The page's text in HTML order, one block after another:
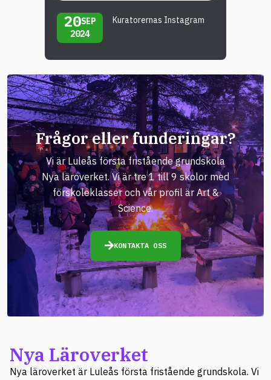
20SEP
2024
Kuratorernas Instagram
Frågor eller funderingar?
Vi är Luleås första fristående grundskola
Nya läroverket. Vi är tre 1 till 9 skolor med
förskoleklasser och vår profil är Art &
Science.
KONTAKTA OSS
Nya Läroverket
Nya läroverket är Luleås första fristående grundskola. Vi